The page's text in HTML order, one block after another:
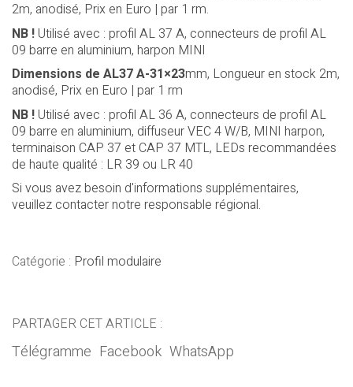
2m, anodisé, Prix en Euro | par 1 rm.
NB ! Utilisé avec : profil AL 37 A, connecteurs de profil AL
09 barre en aluminium, harpon MINI
Dimensions de AL37A-31×23mm, Longueur en stock 2m,
anodisé, Prix en Euro | par 1 rm
NB ! Utilisé avec : profil AL 36 A, connecteurs de profil AL
09 barre en aluminium, diffuseur VEC 4 W/B, MINI harpon,
terminaison CAP 37 et CAP 37 MTL, LEDs recommandées
de haute qualité : LR 39 ou LR 40
Si vous avez besoin d'informations supplémentaires,
veuillez contacter notre responsable régional.
Catégorie : Profil modulaire
PARTAGER CET ARTICLE :
Télégramme Facebook WhatsApp